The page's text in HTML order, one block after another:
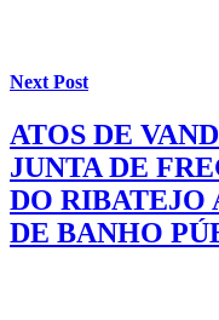
Next Post
ATOS DE
JUNTA DE
DO RIBATEJO
DE BANHO